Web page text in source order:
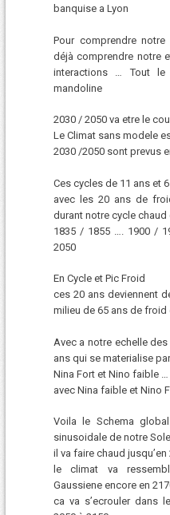
banquise a Lyon
Pour comprendre
déjà comprendre notre
interactions … Tout
mandoline
2030 / 2050 va etre le
Le Climat sans modele
2030 /2050 sont prevus
Ces cycles de 11 ans et
avec les 20 ans de
durant notre cycle chaud
1835 / 1855 …. 1900 /
2050
En Cycle et Pic Froid
ces 20 ans deviennent
milieu de 65 ans de froid
Avec a notre echelle
ans qui se materialise
Nina Fort et Nino faible
avec Nina faible et Nino
Voila le Schema
sinusoidale de notre
il va faire chaud
le climat va
Gaussiene encore en
ca va s’ecrouler dans